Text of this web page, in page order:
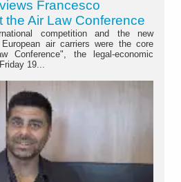
Francesco
the Air Law Conference
competition and the new
air carriers were the core
Conference", the legal-economic
19...